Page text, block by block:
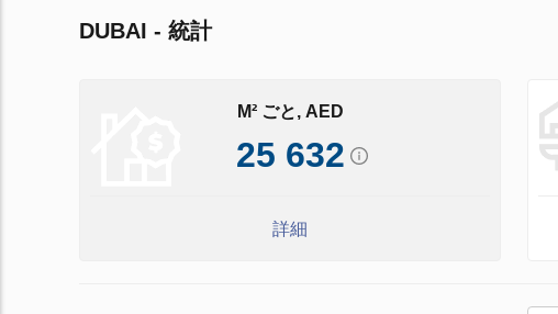
DUBAI - 統計
M² ごと, AED
25 632
詳細